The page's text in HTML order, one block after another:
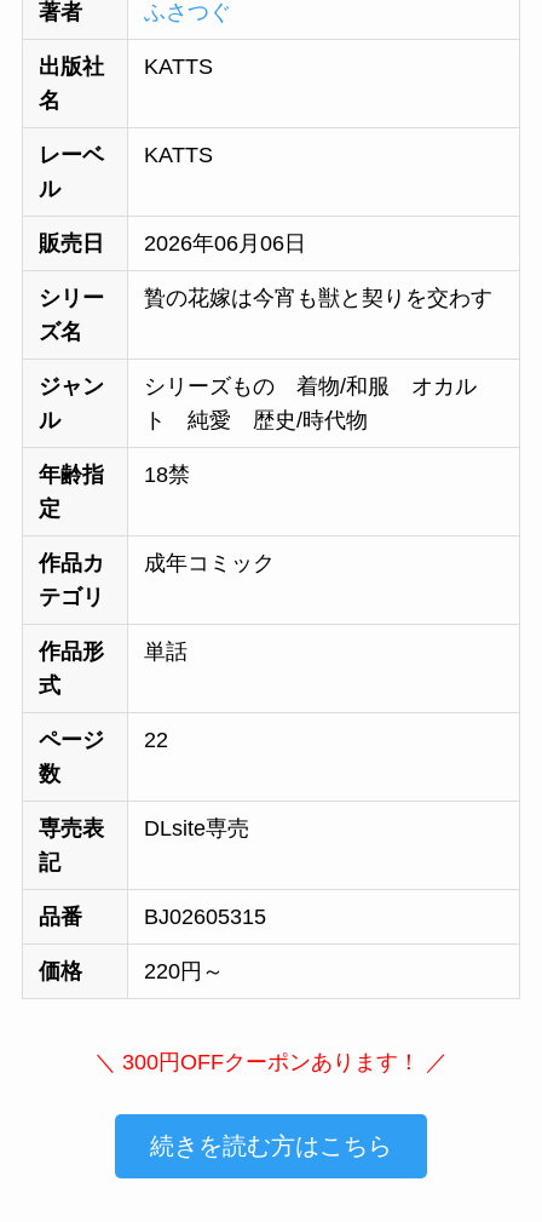
著者 ふさつぐ
出版社
名
KATTS
レーベ
ル
KATTS
販売日 2026年06月06日
シリー
ズ名
贄の花嫁は今宵も獣と契りを交わす
ジャン
ル
シリーズもの 着物/和服 オカル
ト 純愛 歴史/時代物
年齢指
定
18禁
作品カ
テゴリ
成年コミック
作品形
式
単話
ページ
数
22
専売表
記
DLsite専売
品番 BJ02605315
価格 220円～
＼ 300円OFFクーポンあります！ ／
続きを読む方はこちら